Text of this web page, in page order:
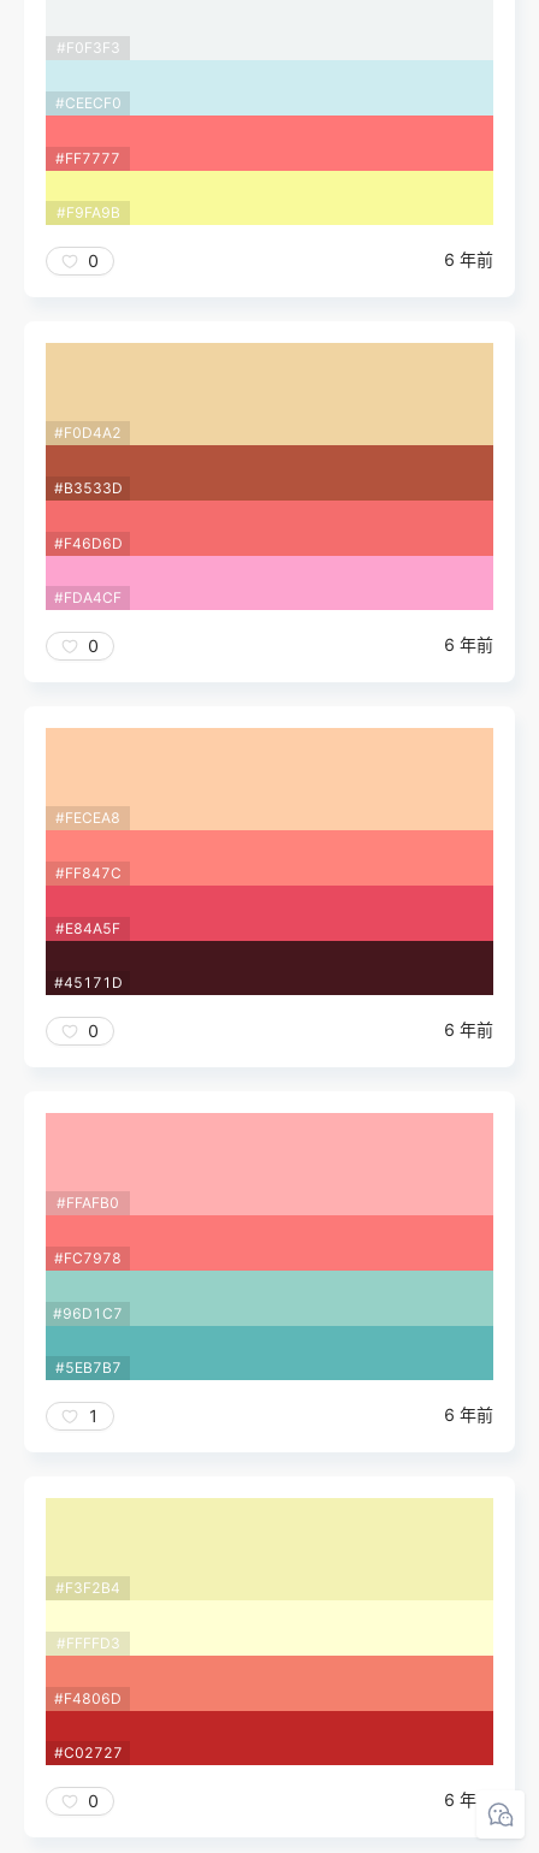
#F0F3F3
#CEECF0
#FF7777
#F9FA9B
0 6 年前
#F0D4A2
#B3533D
#F46D6D
#FDA4CF
0 6 年前
#FECEA8
#FF847C
#E84A5F
#45171D
0 6 年前
#FFAFB0
#FC7978
#96D1C7
#5EB7B7
1 6 年前
#F3F2B4
#FFFFD3
#F4806D
#C02727
0 6 年前